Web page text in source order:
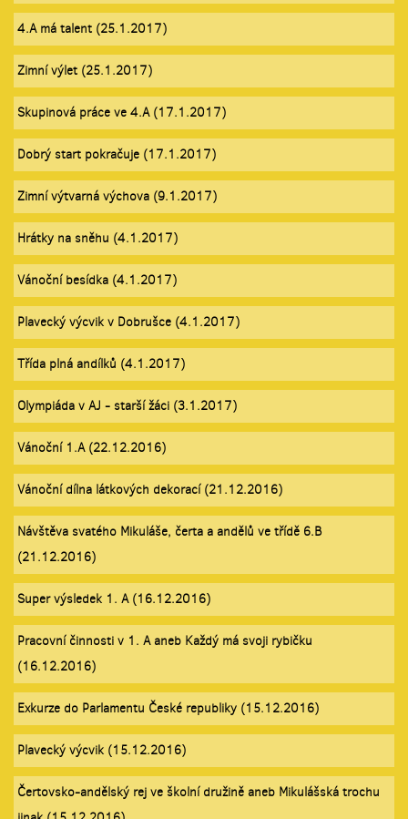
4.A má talent (25.1.2017)
Zimní výlet (25.1.2017)
Skupinová práce ve 4.A (17.1.2017)
Dobrý start pokračuje (17.1.2017)
Zimní výtvarná výchova (9.1.2017)
Hrátky na sněhu (4.1.2017)
Vánoční besídka (4.1.2017)
Plavecký výcvik v Dobrušce (4.1.2017)
Třída plná andílků (4.1.2017)
Olympiáda v AJ - starší žáci (3.1.2017)
Vánoční 1.A (22.12.2016)
Vánoční dílna látkových dekorací (21.12.2016)
Návštěva svatého Mikuláše, čerta a andělů ve třídě 6.B
(21.12.2016)
Super výsledek 1. A (16.12.2016)
Pracovní činnosti v 1. A aneb Každý má svoji rybičku
(16.12.2016)
Exkurze do Parlamentu České republiky (15.12.2016)
Plavecký výcvik (15.12.2016)
Čertovsko-andělský rej ve školní družině aneb Mikulášská trochu